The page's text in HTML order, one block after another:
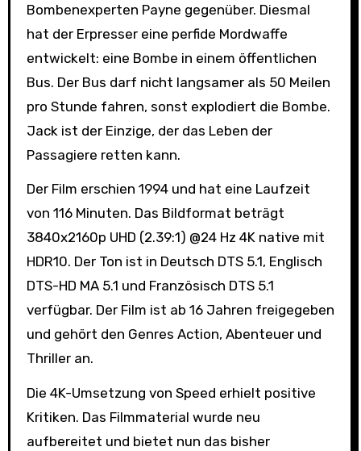
Bombenexperten Payne gegenüber. Diesmal
hat der Erpresser eine perfide Mordwaffe
entwickelt: eine Bombe in einem öffentlichen
Bus. Der Bus darf nicht langsamer als 50 Meilen
pro Stunde fahren, sonst explodiert die Bombe.
Jack ist der Einzige, der das Leben der
Passagiere retten kann.
Der Film erschien 1994 und hat eine Laufzeit
von 116 Minuten. Das Bildformat beträgt
3840x2160p UHD (2.39:1) @24 Hz 4K native mit
HDR10. Der Ton ist in Deutsch DTS 5.1, Englisch
DTS-HD MA 5.1 und Französisch DTS 5.1
verfügbar. Der Film ist ab 16 Jahren freigegeben
und gehört den Genres Action, Abenteuer und
Thriller an.
Die 4K-Umsetzung von Speed erhielt positive
Kritiken. Das Filmmaterial wurde neu
aufbereitet und bietet nun das bisher